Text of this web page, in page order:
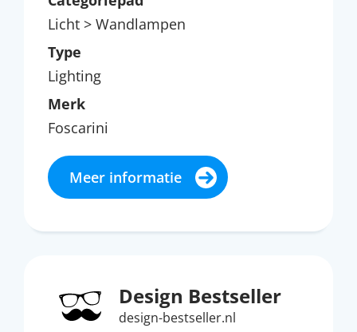
Licht > Wandlampen
Type
Lighting
Merk
Foscarini
Meer informatie
Design Bestseller
design-bestseller.nl